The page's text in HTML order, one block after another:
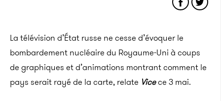
La télévision d’État russe ne cesse d’évoquer le
bombardement nucléaire du Royaume-Uni à coups
de graphiques et d’animations montrant comment le
pays serait rayé de la carte, relate Vicece 3 mai.